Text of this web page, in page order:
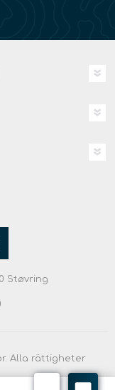
Støvring
Alla rättigheter